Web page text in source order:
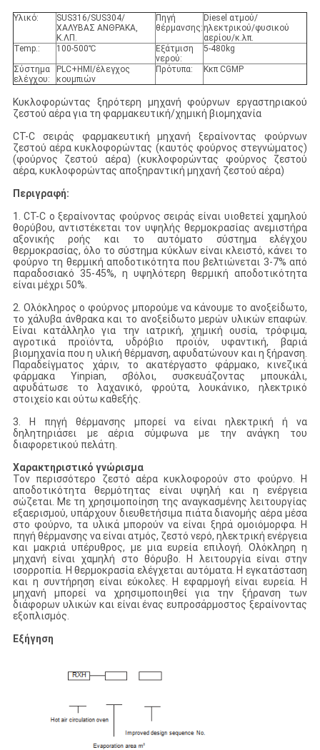
Υλικό:
SUS316/SUS304/
ΧΑΛΥΒΑΣ ΑΝΘΡΑΚΑ,
Κ.ΛΠ.
Πηγή
θέρμανσης:
Diesel ατμού/
ηλεκτρικού/φυσικού
αερίου/κ.λπ.
Temp.:
100-500℃
Εξάτμιση
νερού:
5-480kg
Σύστημα
ελέγχου:
PLC+HMI/έλεγχος
κουμπιών
Πρότυπα: Κκπ CGMP
Κυκλοφορώντας ξηρότερη μηχανή φούρνων εργαστηριακού
ζεστού αέρα για τη φαρμακευτική/χημική βιομηχανία
CT-C σειράς φαρμακευτική μηχανή ξεραίνοντας φούρνων
ζεστού αέρα κυκλοφορώντας (καυτός φούρνος στεγνώματος)
(φούρνος ζεστού αέρα) (κυκλοφορώντας φούρνος ζεστού
αέρα, κυκλοφορώντας αποξηραντική μηχανή ζεστού αέρα)
Περιγραφή:
1. CT-C ο ξεραίνοντας φούρνος σειράς είναι υιοθετεί χαμηλού
θορύβου, αντιστέκεται τον υψηλής θερμοκρασίας ανεμιστήρα
αξονικής ροής και το αυτόματο σύστημα ελέγχου
θερμοκρασίας, όλο το σύστημα κύκλων είναι κλειστό, κάνει το
φούρνο τη θερμική αποδοτικότητα που βελτιώνεται 3-7% από
παραδοσιακό 35-45%, η υψηλότερη θερμική αποδοτικότητα
είναι μέχρι 50%.
2. Ολόκληρος ο φούρνος μπορούμε να κάνουμε το ανοξείδωτο,
το χάλυβα άνθρακα και το ανοξείδωτο μερών υλικών επαφών.
Είναι κατάλληλο για την ιατρική, χημική ουσία, τρόφιμα,
αγροτικά προϊόντα, υδρόβιο προϊόν, υφαντική, βαριά
βιομηχανία που η υλική θέρμανση, αφυδατώνουν και η ξήρανση.
Παραδείγματος χάριν, το ακατέργαστο φάρμακο, κινεζικά
φάρμακα Yinpian, σβόλοι, συσκευάζοντας μπουκάλι,
αφυδάτωσε το λαχανικό, φρούτα, λουκάνικο, ηλεκτρικό
στοιχείο και ούτω καθεξής.
3. Η πηγή θέρμανσης μπορεί να είναι ηλεκτρική ή να
δηλητηριάσει με αέρια σύμφωνα με την ανάγκη του
διαφορετικού πελάτη.
Χαρακτηριστικό γνώρισμα
Τον περισσότερο ζεστό αέρα κυκλοφορούν στο φούρνο. Η
αποδοτικότητα θερμότητας είναι υψηλή και η ενέργεια
σώζεται. Με τη χρησιμοποίηση της αναγκασμένης λειτουργίας
εξαερισμού, υπάρχουν διευθετήσιμα πιάτα διανομής αέρα μέσα
στο φούρνο, τα υλικά μπορούν να είναι ξηρά ομοιόμορφα. Η
πηγή θέρμανσης να είναι ατμός, ζεστό νερό, ηλεκτρική ενέργεια
και μακριά υπέρυθρος, με μια ευρεία επιλογή. Ολόκληρη η
μηχανή είναι χαμηλή στο θόρυβο. Η λειτουργία είναι στην
ισορροπία. Η θερμοκρασία ελέγχεται αυτόματα. Η εγκατάσταση
και η συντήρηση είναι εύκολες. Η εφαρμογή είναι ευρεία. Η
μηχανή μπορεί να χρησιμοποιηθεί για την ξήρανση των
διάφορων υλικών και είναι ένας ευπροσάρμοστος ξεραίνοντας
εξοπλισμός.
Εξήγηση